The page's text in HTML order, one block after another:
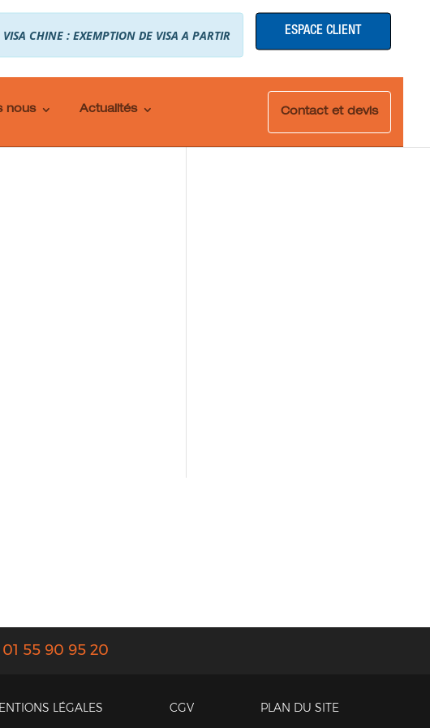
VISA CHINE : EXEMPTION DE VISA A PARTIR ESPACE CLIENT
nous Actualités Contact et devis
01 55 90 95 20
LÉGALES CGV PLAN DU SITE